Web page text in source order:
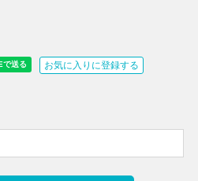
お気に入りに登録する